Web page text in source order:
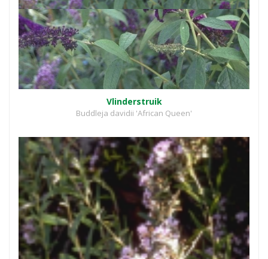
Vlinderstruik
Buddleja davidii 'African Queen'